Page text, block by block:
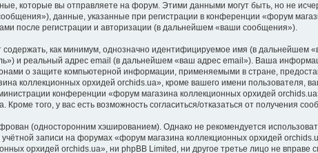
которые вы отправляете на форум. Этими данными могут быть, но не
данные, указанные при регистрации в конференции «форум
после регистрации и авторизации (в дальнейшем «ваши сообщения»).
содержать, как минимум, однозначно идентифицируемое имя (в дальнейшем
и реальный адрес email (в дальнейшем «ваш адрес email»). Ваша
о защите компьютерной информации, применяемыми в стране,
коллекционных орхидей orchids.ua», кроме вашего имени пользователя,
конференции «форум магазина коллекционных орхидей
Кроме того, у вас есть возможность согласиться/отказаться от получения
(односторонним хэшированием). Однако не рекомендуется
записи на форумах «форум магазина коллекционных орхидей
орхидей orchids.ua», ни phpBB Limited, ни другое третье лицо не